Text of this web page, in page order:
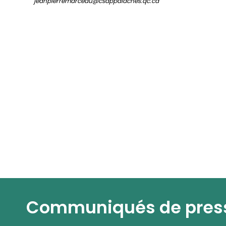
Communiqués de